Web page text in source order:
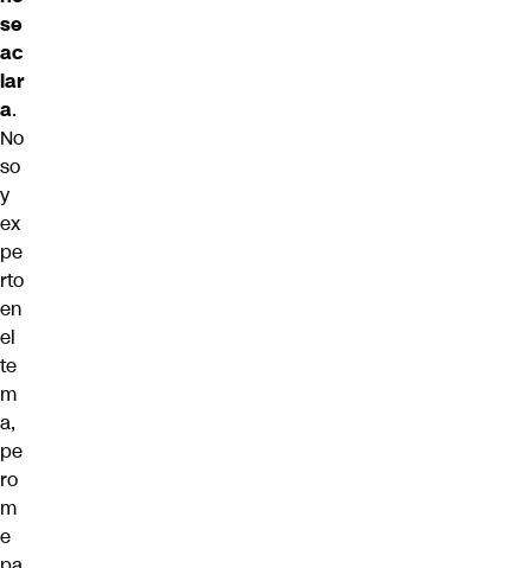
se
ac
lar
a.
No
so
y
ex
pe
rto
en
el
te
m
a,
pe
ro
m
e